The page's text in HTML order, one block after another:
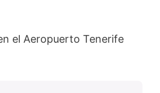
el Aeropuerto Tenerife